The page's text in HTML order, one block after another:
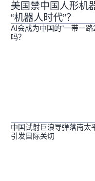
美国禁中国人形机
“机器人时代”？
AI会成为中国的“一带一路
吗？
中国试射巨浪导弹落南太
引发国际关切